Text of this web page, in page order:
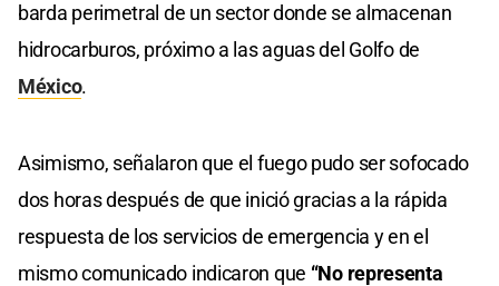
barda perimetral de un sector donde se almacenan
hidrocarburos, próximo a las aguas del Golfo de
México.
Asimismo, señalaron que el fuego pudo ser sofocado
dos horas después de que inició gracias a la rápida
respuesta de los servicios de emergencia y en el
mismo comunicado indicaron que “No representa